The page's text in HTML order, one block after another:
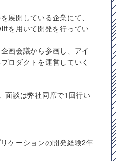
展開している企業にて、
を用いて開発を行ってい
画会議から参画し、アイ
ロダクトを運営していく
面談は弊社同席で1回行い
ケーションの開発経験2年